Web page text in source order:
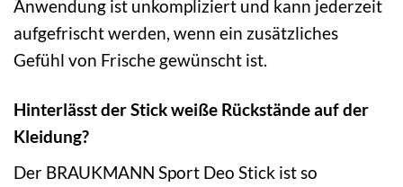
Anwendung ist unkompliziert und kann jederzeit
aufgefrischt werden, wenn ein zusätzliches
Gefühl von Frische gewünscht ist.
Hinterlässt der Stick weiße Rückstände auf der
Kleidung?
Der BRAUKMANN Sport Deo Stick ist so